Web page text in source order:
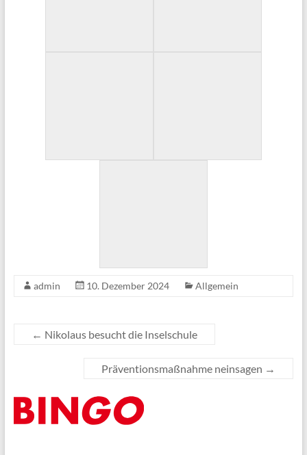
admin 10. Dezember 2024 Allgemein
← Nikolaus besucht die Inselschule
Präventionsmaßnahme neinsagen →